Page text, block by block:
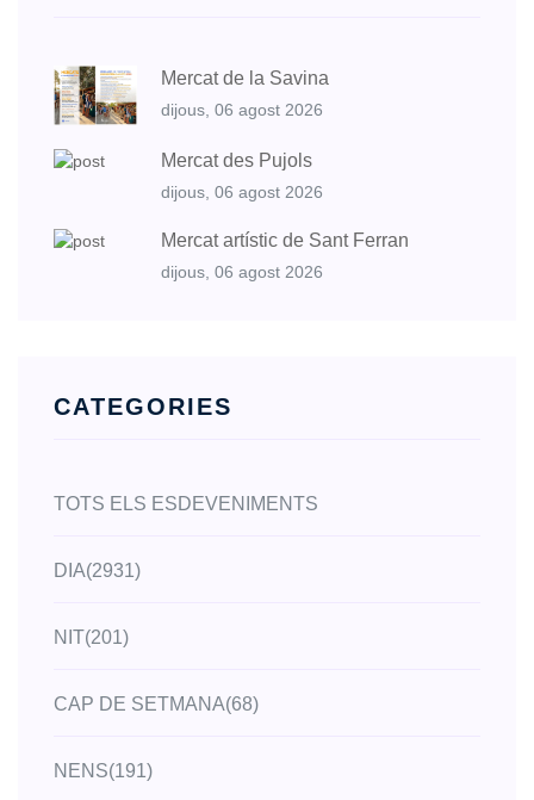
Mercat de la Savina
dijous, 06 agost 2026
Mercat des Pujols
dijous, 06 agost 2026
Mercat artístic de Sant Ferran
dijous, 06 agost 2026
CATEGORIES
TOTS ELS ESDEVENIMENTS
DIA(2931)
NIT(201)
CAP DE SETMANA(68)
NENS(191)